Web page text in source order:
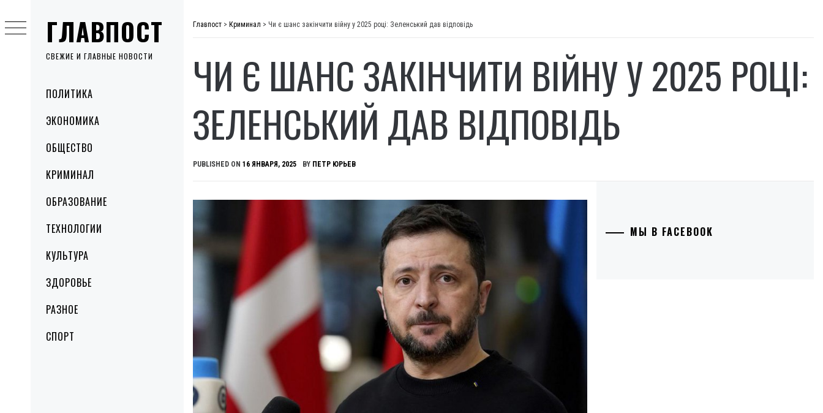
ГЛАВПОСТ
СВЕЖИЕ И ГЛАВНЫЕ НОВОСТИ
MenuПОЛИТИКА
ЭКОНОМИКА
ОБЩЕСТВО
КРИМИНАЛ
ОБРАЗОВАНИЕ
ТЕХНОЛОГИИ
КУЛЬТУРА
ЗДОРОВЬЕ
РАЗНОЕ
СПОРТ
to
content
Главпост > Криминал > Чи є шанс закінчити війну у 2025 році: Зеленський дав відповідь
ЧИ Є ШАНС ЗАКІНЧИТИ ВІЙНУ У 2025 РОЦІ:
ЗЕЛЕНСЬКИЙ ДАВ ВІДПОВІДЬ
PUBLISHED ON 16 ЯНВАРЯ, 2025 BY ПЕТР ЮРЬЕВ
МЫ В FACEBOOK